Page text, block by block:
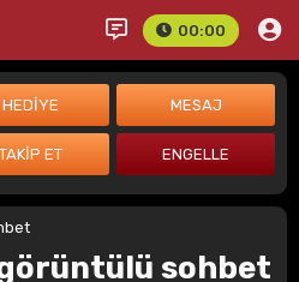
00:00
sohbet